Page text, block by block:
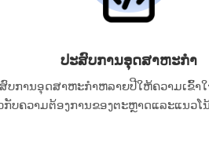
ປະສົບການອຸດສາຫະກໍາ
ບການອຸດສາຫະກໍາຫລາຍປີໃຫ້ຄວາມເຂົ້າໃ
ກັບຄວາມຕ້ອງການຂອງຕະຫຼາດແລະແນວໂ